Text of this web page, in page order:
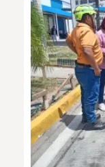
MULTIMEDIA
IMPRESO